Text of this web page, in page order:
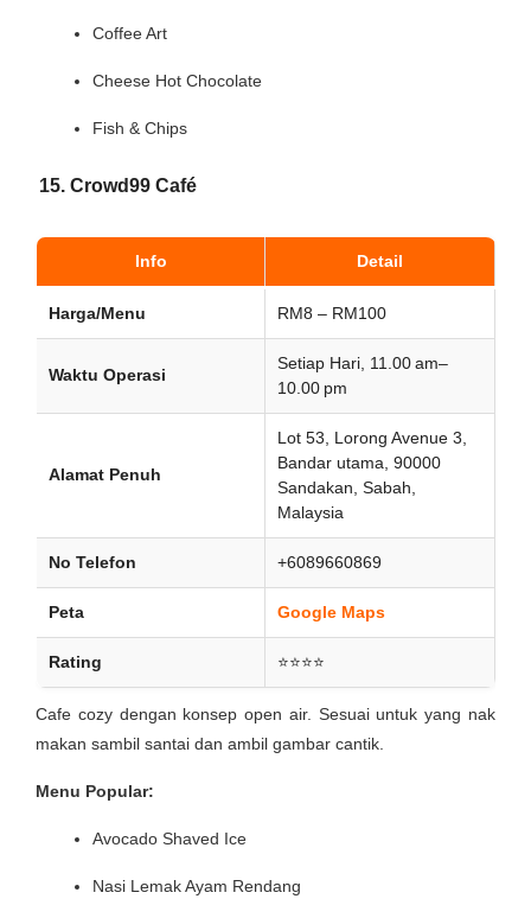
Coffee Art
Cheese Hot Chocolate
Fish & Chips
15. Crowd99 Café
Info Detail
Harga/Menu RM8 – RM100
Waktu Operasi
Setiap Hari, 11.00 am–
10.00 pm
Alamat Penuh
Lot 53, Lorong Avenue 3,
Bandar utama, 90000
Sandakan, Sabah,
Malaysia
No Telefon +6089660869
Peta Google Maps
Rating ⭐⭐⭐⭐
Cafe cozy dengan konsep open air. Sesuai untuk yang nak
makan sambil santai dan ambil gambar cantik.
Menu Popular:
Avocado Shaved Ice
Nasi Lemak Ayam Rendang